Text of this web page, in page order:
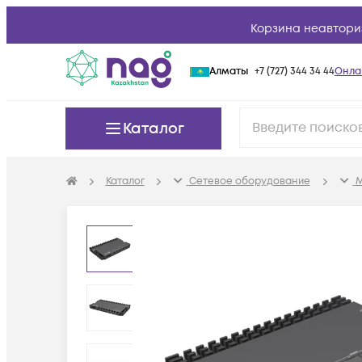
Корзина
Алматы +7 (727) 344 34 44
Каталог
Каталог Сетевое оборудование